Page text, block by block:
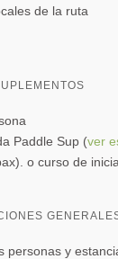
de la ruta
Paddle Sup (ver
o curso de
personas y